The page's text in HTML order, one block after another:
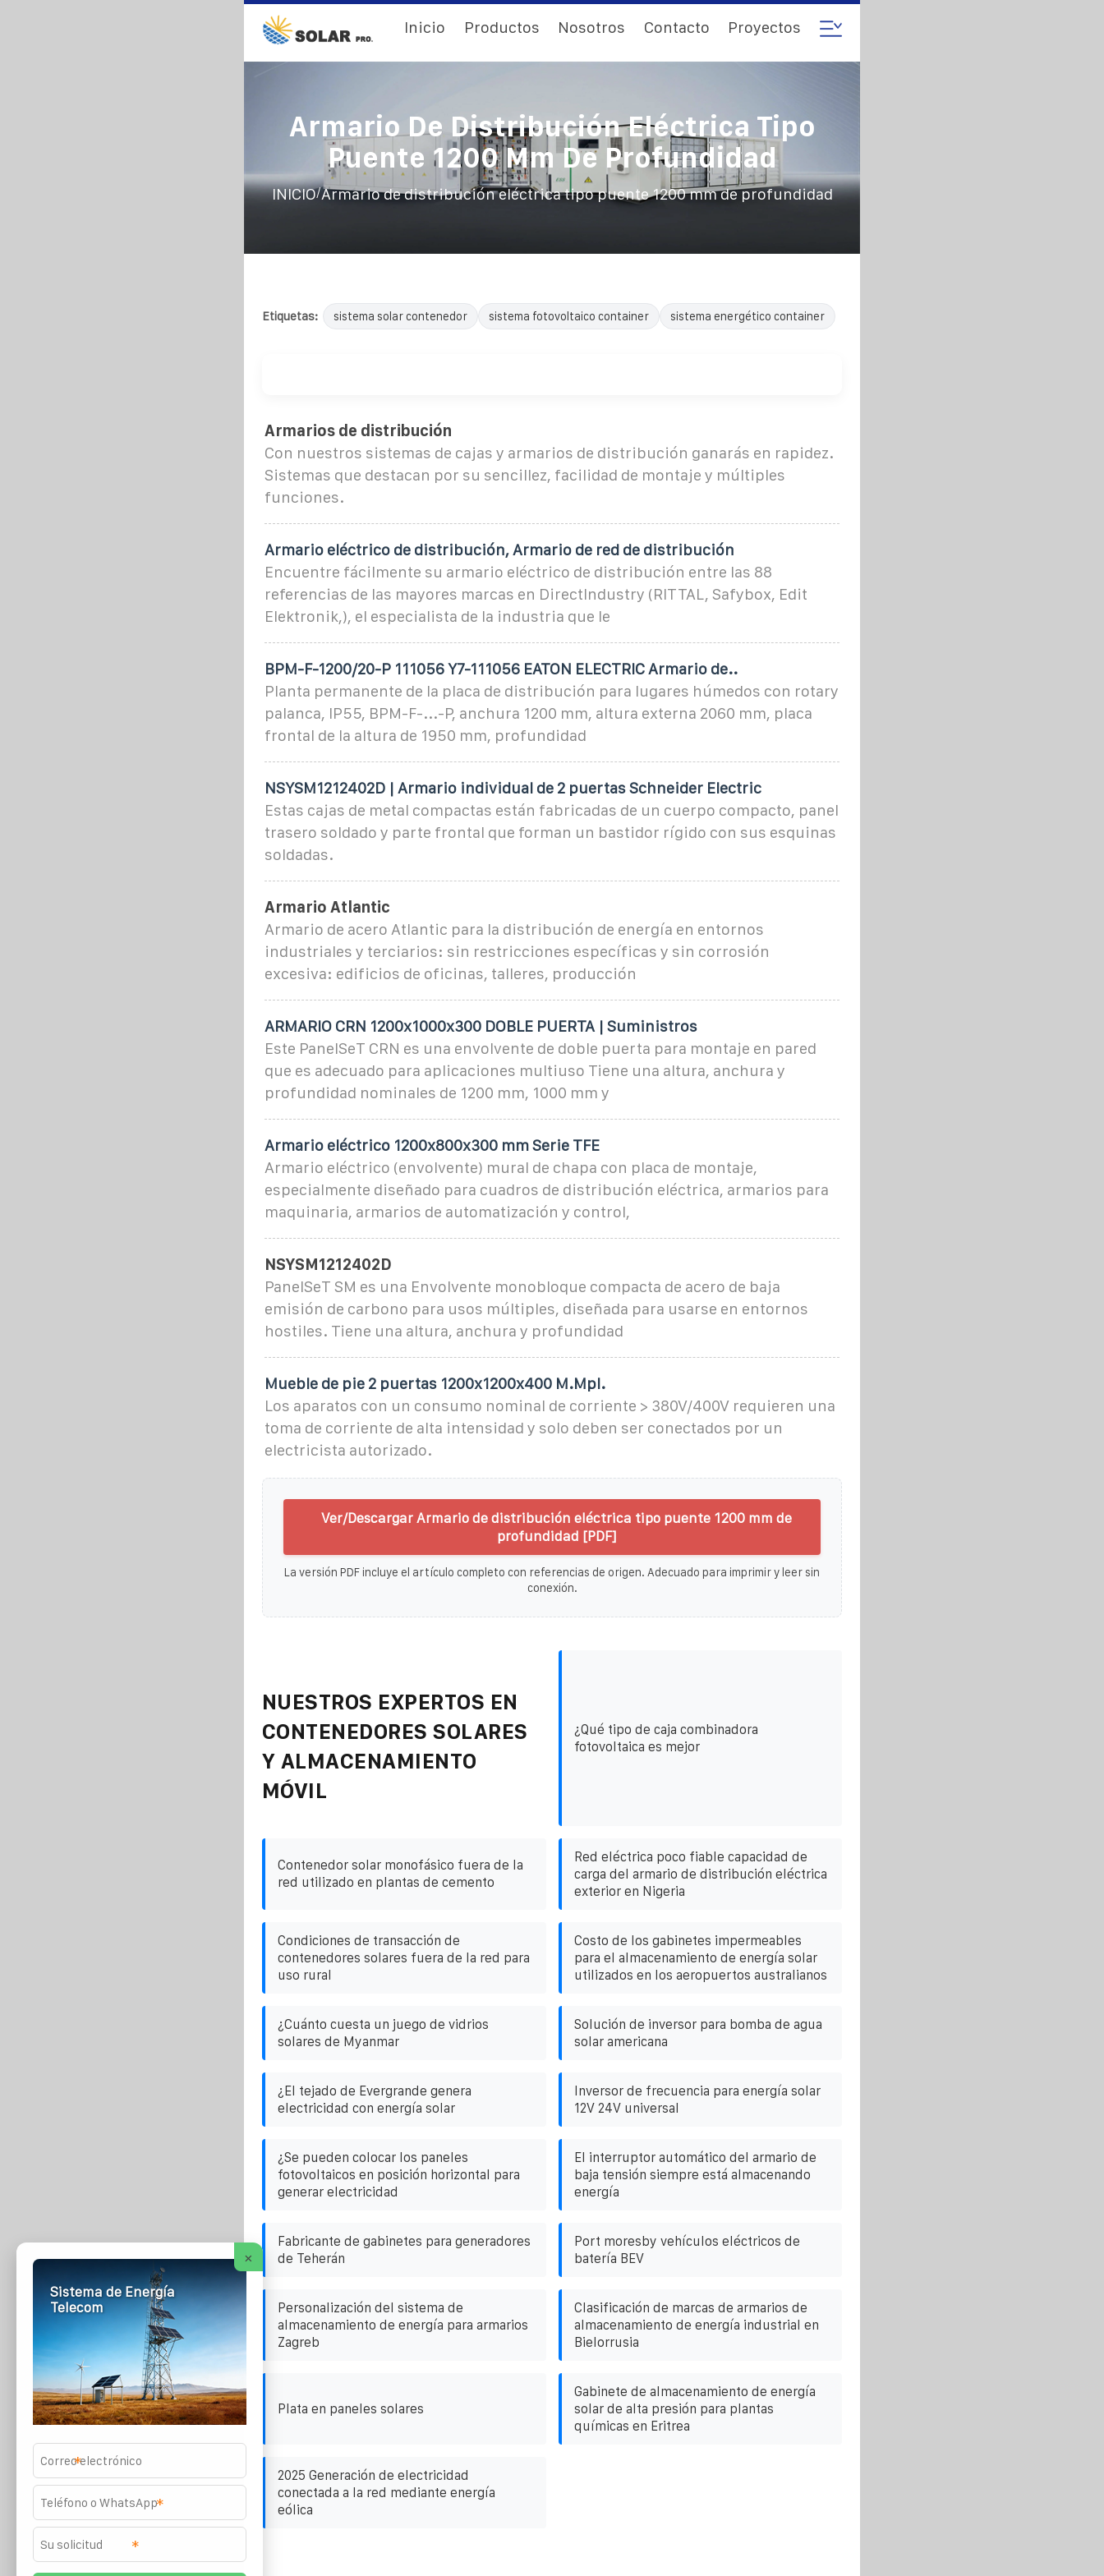
Inicio Productos Nosotros Contacto Proyectos
Armario De Distribución Eléctrica Tipo
Puente 1200 Mm De Profundidad
INICIO/Armario de distribución eléctrica tipo puente 1200 mm de profundidad
Etiquetas: sistema solar contenedor sistema fotovoltaico container sistema energético container
Armarios de distribución
Con nuestros sistemas de cajas y armarios de distribución ganarás en rapidez.
Sistemas que destacan por su sencillez, facilidad de montaje y múltiples
funciones.
Armario eléctrico de distribución, Armario de red de distribución
Encuentre fácilmente su armario eléctrico de distribución entre las 88
referencias de las mayores marcas en DirectIndustry (RITTAL, Safybox, Edit
Elektronik,), el especialista de la industria que le
BPM-F-1200/20-P 111056 Y7-111056 EATON ELECTRIC Armario de..
Planta permanente de la placa de distribución para lugares húmedos con rotary
palanca, IP55, BPM-F-...-P, anchura 1200 mm, altura externa 2060 mm, placa
frontal de la altura de 1950 mm, profundidad
NSYSM1212402D | Armario individual de 2 puertas Schneider Electric
Estas cajas de metal compactas están fabricadas de un cuerpo compacto, panel
trasero soldado y parte frontal que forman un bastidor rígido con sus esquinas
soldadas.
Armario Atlantic
Armario de acero Atlantic para la distribución de energía en entornos
industriales y terciarios: sin restricciones específicas y sin corrosión
excesiva: edificios de oficinas, talleres, producción
ARMARIO CRN 1200x1000x300 DOBLE PUERTA | Suministros
Este PanelSeT CRN es una envolvente de doble puerta para montaje en pared
que es adecuado para aplicaciones multiuso Tiene una altura, anchura y
profundidad nominales de 1200 mm, 1000 mm y
Armario eléctrico 1200x800x300 mm Serie TFE
Armario eléctrico (envolvente) mural de chapa con placa de montaje,
especialmente diseñado para cuadros de distribución eléctrica, armarios para
maquinaria, armarios de automatización y control,
NSYSM1212402D
PanelSeT SM es una Envolvente monobloque compacta de acero de baja
emisión de carbono para usos múltiples, diseñada para usarse en entornos
hostiles. Tiene una altura, anchura y profundidad
Mueble de pie 2 puertas 1200x1200x400 M.Mpl.
Los aparatos con un consumo nominal de corriente > 380V/400V requieren una
toma de corriente de alta intensidad y solo deben ser conectados por un
electricista autorizado.
Ver/Descargar Armario de distribución eléctrica tipo puente 1200 mm de
profundidad [PDF]
La versión PDF incluye el artículo completo con referencias de origen. Adecuado para imprimir y leer sin
conexión.
NUESTROS EXPERTOS EN
CONTENEDORES SOLARES
Y ALMACENAMIENTO
MÓVIL
¿Qué tipo de caja combinadora
fotovoltaica es mejor
Contenedor solar monofásico fuera de la
red utilizado en plantas de cemento
Red eléctrica poco fiable capacidad de
carga del armario de distribución eléctrica
exterior en Nigeria
Condiciones de transacción de
contenedores solares fuera de la red para
uso rural
Costo de los gabinetes impermeables
para el almacenamiento de energía solar
utilizados en los aeropuertos australianos
¿Cuánto cuesta un juego de vidrios
solares de Myanmar
Solución de inversor para bomba de agua
solar americana
¿El tejado de Evergrande genera
electricidad con energía solar
Inversor de frecuencia para energía solar
12V 24V universal
¿Se pueden colocar los paneles
fotovoltaicos en posición horizontal para
generar electricidad
El interruptor automático del armario de
baja tensión siempre está almacenando
energía
Fabricante de gabinetes para generadores
de Teherán
Port moresby vehículos eléctricos de
batería BEV
Personalización del sistema de
almacenamiento de energía para armarios
Zagreb
Clasificación de marcas de armarios de
almacenamiento de energía industrial en
Bielorrusia
Plata en paneles solares
Gabinete de almacenamiento de energía
solar de alta presión para plantas
químicas en Eritrea
2025 Generación de electricidad
conectada a la red mediante energía
eólica
×
Sistema de Energía
Telecom
*
*
*